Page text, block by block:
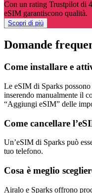
Con un rating Trustpilot di
eSIM garantiscono qualità.
Scopri di più
Domande
Come installare e
Le eSIM di Sparks
inserendo manualmente il
“Aggiungi eSIM” delle
Come cancellare
Un’eSIM di Sparks può
tuo telefono.
Cosa è meglio
Airalo e Sparks offrono